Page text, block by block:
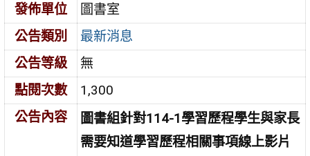
發佈單位
圖書室
公告類別
最新消息
公告等級
無
點閱次數
1,300
公告內容
圖書組針對114-1學習歷程學生與家長
需要知道學習歷程相關事項線上影片